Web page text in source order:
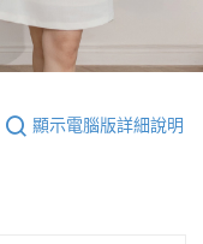
顯示電腦版詳細說明